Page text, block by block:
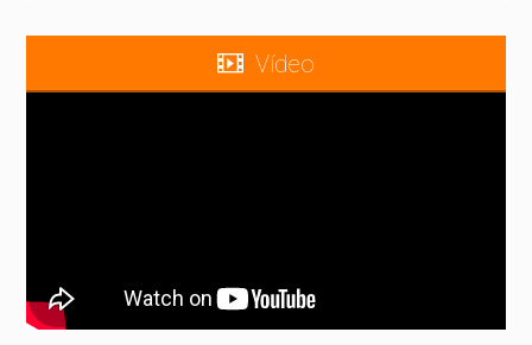
Vídeo